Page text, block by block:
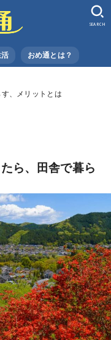
おめ通とは？
SEARCH
、メリットとは
ら、田舎で暮ら